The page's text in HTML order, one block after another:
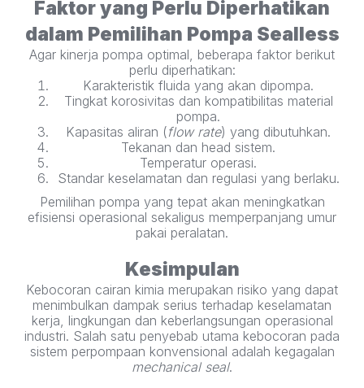
Faktor yang Perlu Diperhatikan
dalam Pemilihan Pompa Sealless
Agar kinerja pompa optimal, beberapa faktor berikut
perlu diperhatikan:
Karakteristik fluida yang akan dipompa.
Tingkat korosivitas dan kompatibilitas material
pompa.
Kapasitas aliran (flow rate) yang dibutuhkan.
Tekanan dan head sistem.
Temperatur operasi.
Standar keselamatan dan regulasi yang berlaku.
Pemilihan pompa yang tepat akan meningkatkan
efisiensi operasional sekaligus memperpanjang umur
pakai peralatan.
Kesimpulan
Kebocoran cairan kimia merupakan risiko yang dapat
menimbulkan dampak serius terhadap keselamatan
kerja, lingkungan dan keberlangsungan operasional
industri. Salah satu penyebab utama kebocoran pada
sistem perpompaan konvensional adalah kegagalan
mechanical seal.